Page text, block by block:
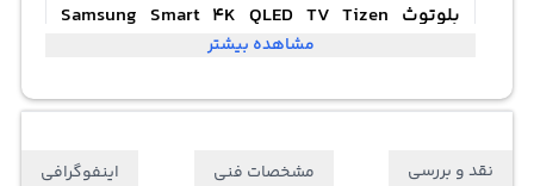
بلوتوث Samsung Smart 4K QLED TV Tizen
مشاهده بیشتر
نقد و بررسی مشخصات فنی
اینفوگرافی